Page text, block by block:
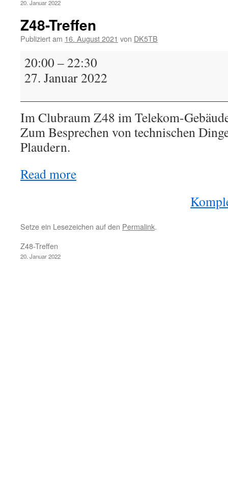
20. Januar 2022
Z48-Treffen
Publiziert am 16. August 2021 von DK5TB
Z48-
Treffen
20:00– 22:30
27. Januar 2022
Im Clubraum Z48 im Telekom-
Zum Besprechen von technischen
Plaudern.
Read more
Setze ein Lesezeichen auf den Permalink.
Z48-Treffen
20. Januar 2022